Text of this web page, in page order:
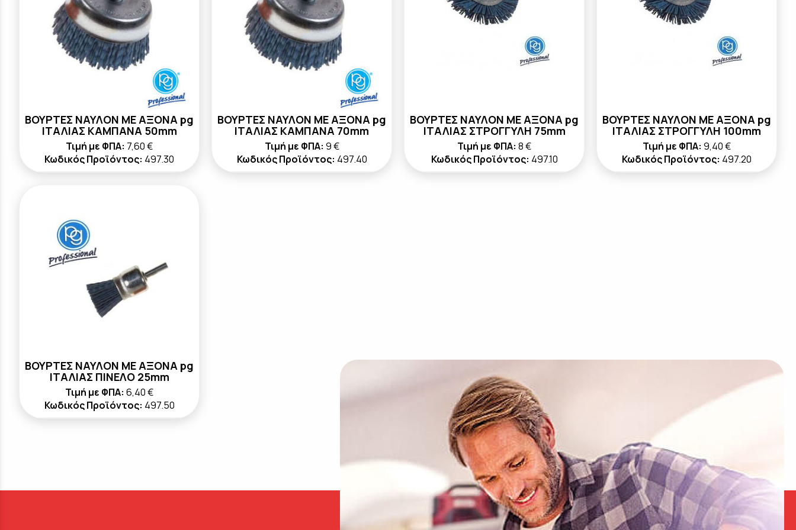
ΒΟΥΡΤΕΣ ΝΑΥΛΟΝ ΜΕ ΑΞΟΝΑ pg
ΙΤΑΛΙΑΣ ΚΑΜΠΑΝΑ 50mm
Τιμή με ΦΠΑ: 7,60 €
Κωδικός Προϊόντος: 497.30
ΒΟΥΡΤΕΣ ΝΑΥΛΟΝ ΜΕ ΑΞΟΝΑ pg
ΙΤΑΛΙΑΣ ΚΑΜΠΑΝΑ 70mm
Τιμή με ΦΠΑ: 9 €
Κωδικός Προϊόντος: 497.40
ΒΟΥΡΤΕΣ ΝΑΥΛΟΝ ΜΕ ΑΞΟΝΑ pg
ΙΤΑΛΙΑΣ ΣΤΡΟΓΓΥΛΗ 75mm
Τιμή με ΦΠΑ: 8 €
Κωδικός Προϊόντος: 497.10
ΒΟΥΡΤΕΣ ΝΑΥΛΟΝ ΜΕ ΑΞΟΝΑ pg
ΙΤΑΛΙΑΣ ΣΤΡΟΓΓΥΛΗ 100mm
Τιμή με ΦΠΑ: 9,40 €
Κωδικός Προϊόντος: 497.20
ΒΟΥΡΤΕΣ ΝΑΥΛΟΝ ΜΕ ΑΞΟΝΑ pg
ΙΤΑΛΙΑΣ ΠΙΝΕΛΟ 25mm
Τιμή με ΦΠΑ: 6,40 €
Κωδικός Προϊόντος: 497.50